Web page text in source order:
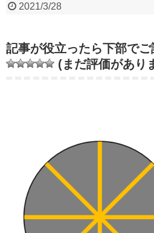
2021/3/28
記事が役立ったら下部でご
(まだ評価があり